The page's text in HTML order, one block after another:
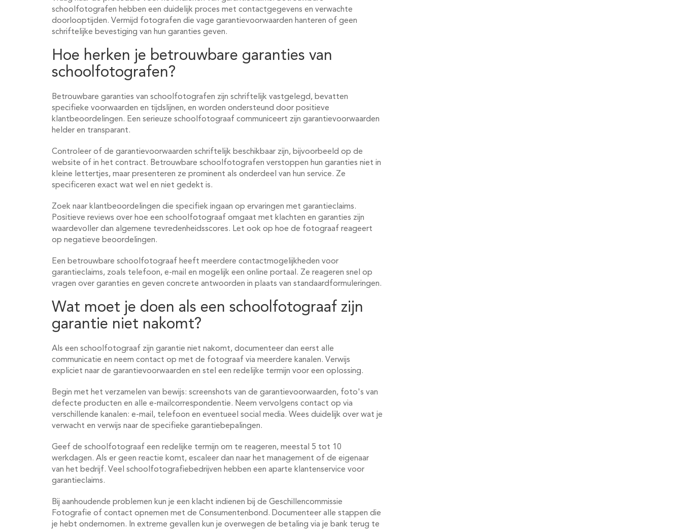
schoolfotografen hebben een duidelijk proces met contactgegevens en verwachte
doorlooptijden. Vermijd fotografen die vage garantievoorwaarden hanteren of geen
schriftelijke bevestiging van hun garanties geven.
Hoe herken je betrouwbare garanties van
schoolfotografen?
Betrouwbare garanties van schoolfotografen zijn schriftelijk vastgelegd, bevatten
specifieke voorwaarden en tijdslijnen, en worden ondersteund door positieve
klantbeoordelingen. Een serieuze schoolfotograaf communiceert zijn garantievoorwaarden
helder en transparant.
Controleer of de garantievoorwaarden schriftelijk beschikbaar zijn, bijvoorbeeld op de
website of in het contract. Betrouwbare schoolfotografen verstoppen hun garanties niet in
kleine lettertjes, maar presenteren ze prominent als onderdeel van hun service. Ze
specificeren exact wat wel en niet gedekt is.
Zoek naar klantbeoordelingen die specifiek ingaan op ervaringen met garantieclaims.
Positieve reviews over hoe een schoolfotograaf omgaat met klachten en garanties zijn
waardevoller dan algemene tevredenheidsscores. Let ook op hoe de fotograaf reageert
op negatieve beoordelingen.
Een betrouwbare schoolfotograaf heeft meerdere contactmogelijkheden voor
garantieclaims, zoals telefoon, e-mail en mogelijk een online portaal. Ze reageren snel op
vragen over garanties en geven concrete antwoorden in plaats van standaardformuleringen.
Wat moet je doen als een schoolfotograaf zijn
garantie niet nakomt?
Als een schoolfotograaf zijn garantie niet nakomt, documenteer dan eerst alle
communicatie en neem contact op met de fotograaf via meerdere kanalen. Verwijs
expliciet naar de garantievoorwaarden en stel een redelijke termijn voor een oplossing.
Begin met het verzamelen van bewijs: screenshots van de garantievoorwaarden, foto's van
defecte producten en alle e-mailcorrespondentie. Neem vervolgens contact op via
verschillende kanalen: e-mail, telefoon en eventueel social media. Wees duidelijk over wat je
verwacht en verwijs naar de specifieke garantiebepalingen.
Geef de schoolfotograaf een redelijke termijn om te reageren, meestal 5 tot 10
werkdagen. Als er geen reactie komt, escaleer dan naar het management of de eigenaar
van het bedrijf. Veel schoolfotografiebedrijven hebben een aparte klantenservice voor
garantieclaims.
Bij aanhoudende problemen kun je een klacht indienen bij de Geschillencommissie
Fotografie of contact opnemen met de Consumentenbond. Documenteer alle stappen die
je hebt ondernomen. In extreme gevallen kun je overwegen de betaling via je bank terug te